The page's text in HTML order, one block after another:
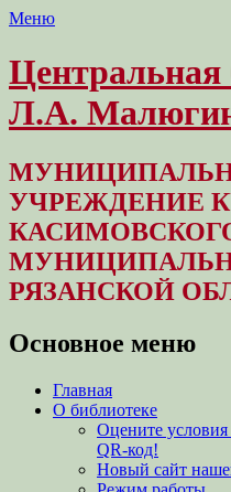
Меню
Центральная
Л.А.
УЧРЕЖДЕНИЕ
РЯЗАНСКОЙ
Основное меню
Перейти
содержимому
Главная
О библиотеке
Оцените условия
QR-код!
Новый сайт